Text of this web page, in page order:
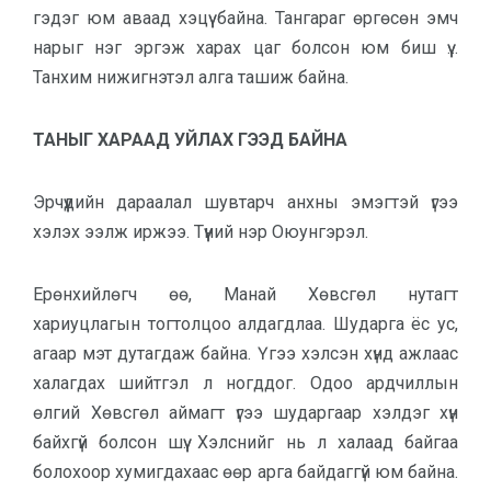
гэдэг юм аваад хэцүү байна. Тангараг өргөсөн эмч
нарыг нэг эргэж харах цаг болсон юм биш үү…
Танхим нижигнэтэл алга ташиж байна.
ТАНЫГ ХАРААД УЙЛАХ ГЭЭД БАЙНА
Эрчүүдийн дараалал шувтарч анхны эмэгтэй үгээ
хэлэх ээлж ир­жээ. Түүний нэр Оюунгэрэл.
Ерөнхийлөгч өө, Манай Хөвсгөл нутагт
хариуцлагын тогтолцоо алдагд­лаа. Шударга ёс ус,
агаар мэт ду­тагдаж байна. Үгээ хэлсэн хүнд ажлаас
халагдах шийтгэл л ногддог. Одоо ардчиллын
өлгий Хөвсгөл ай­магт үгээ шударгаар хэлдэг хүн
байх­гүй болсон шүү. Хэлснийг нь л халаад байгаа
болохоор хумигдахаас өөр арга байдаггүй юм байна.